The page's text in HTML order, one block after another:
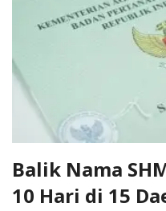
Balik Nama
10 Hari di 15